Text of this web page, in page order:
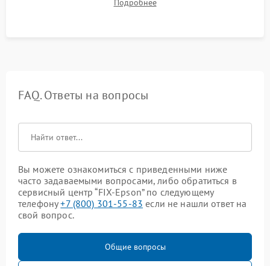
системы под пиковой нагрузкой.
Подробнее
FAQ. Ответы на вопросы
Вы можете ознакомиться с приведенными ниже
часто задаваемыми вопросами, либо обратиться в
сервисный центр “FIX-Epson” по следующему
телефону+7 (800) 301-55-83 если не нашли ответ на
свой вопрос.
Общие вопросы